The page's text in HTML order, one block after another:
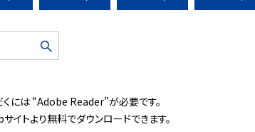
には “Adobe Reader”が必要です。
トより無料でダウンロードできます。